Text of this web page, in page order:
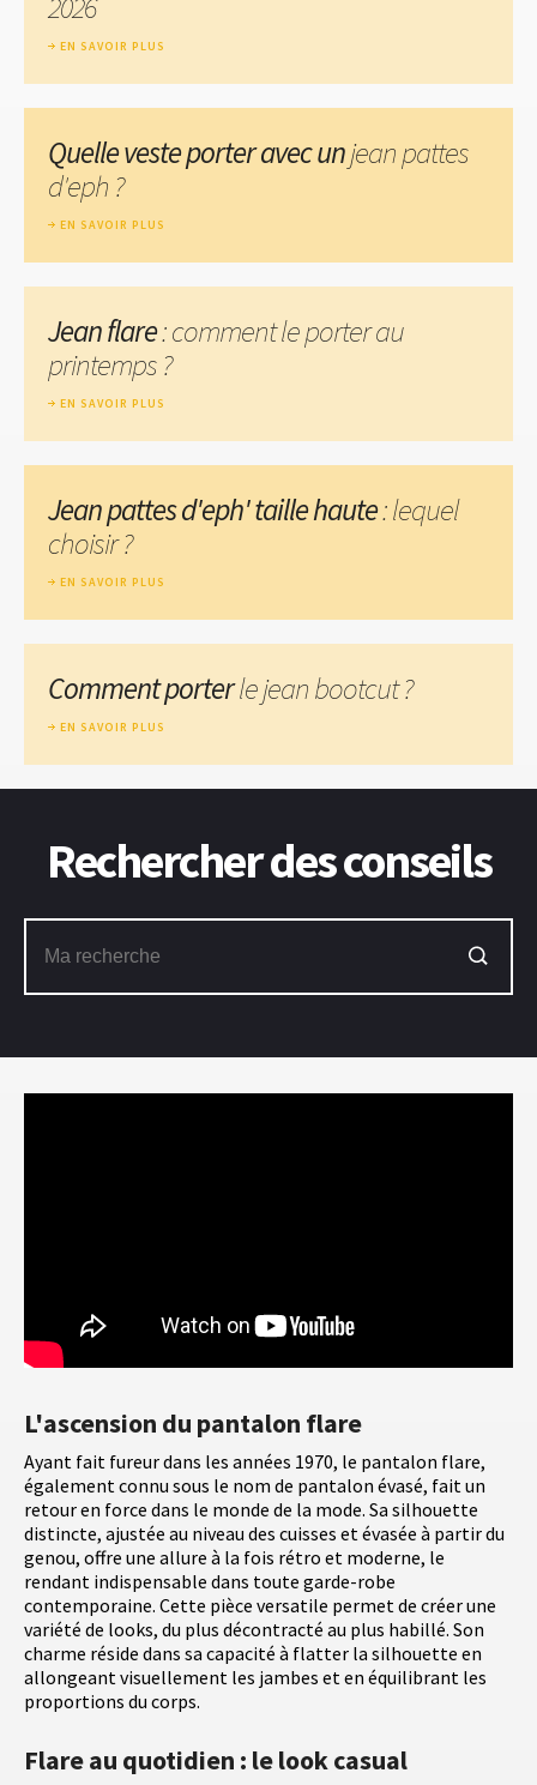
L'ascension du pantalon flare
Ayant fait fureur dans les années 1970, le pantalon flare,
également connu sous le nom de pantalon évasé, fait un
retour en force dans le monde de la mode. Sa silhouette
distincte, ajustée au niveau des cuisses et évasée à partir du
genou, offre une allure à la fois rétro et moderne, le
rendant indispensable dans toute garde-robe
contemporaine. Cette pièce versatile permet de créer une
variété de looks, du plus décontracté au plus habillé. Son
charme réside dans sa capacité à flatter la silhouette en
allongeant visuellement les jambes et en équilibrant les
proportions du corps.
Flare au quotidien : le look casual
EN SAVOIR PLUS
Quelle veste porter avec unjean pattes
d'eph ?
EN SAVOIR PLUS
Jean flare: comment le porter au
printemps ?
EN SAVOIR PLUS
Jean pattes d'eph' taille haute: lequel
choisir ?
EN SAVOIR PLUS
Comment porterle jean bootcut ?
EN SAVOIR PLUS
Rechercher des conseils